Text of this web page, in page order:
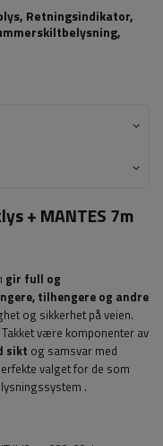
, Retningsindikator,
,
+ MANTES 7m
gir full og
tilhengere og andre
og sikkerhet på veien.
være komponenter av
sikt og samsvar med
valget for de som
.